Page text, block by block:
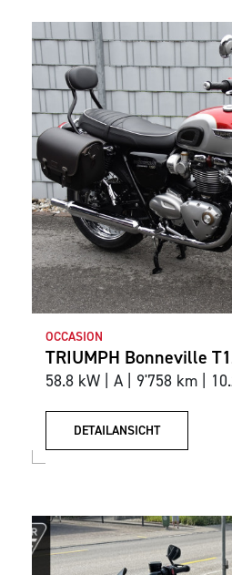
OCCASION
TRIUMPH Bonneville
58.8 kW | A | 9'758 km |
DETAILANSICHT